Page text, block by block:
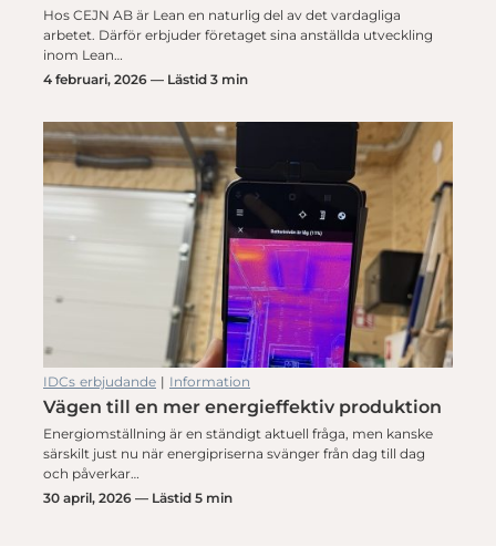
Hos CEJN AB är Lean en naturlig del av det vardagliga
arbetet. Därför erbjuder företaget sina anställda utveckling
inom Lean…
4 februari, 2026 — Lästid 3 min
IDCs erbjudande | Information
Vägen till en mer energieffektiv produktion
Energiomställning är en ständigt aktuell fråga, men kanske
särskilt just nu när energipriserna svänger från dag till dag
och påverkar…
30 april, 2026 — Lästid 5 min